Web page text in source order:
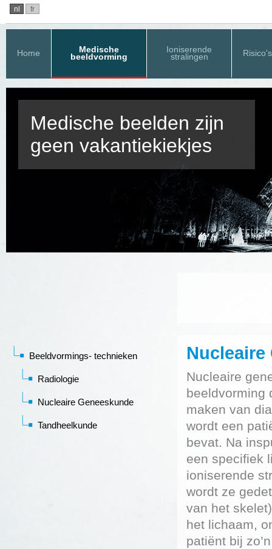
nl fr
Home Medische
beeldvorming
Ioniserende
stralingen Risico's
Medische beelden zijn
geen vakantiekiekjes
Beeldvormings- technieken
Radiologie
Nucleaire Geneeskunde
Tandheelkunde
Nucleaire
Nucleaire
beeldvorming
maken van
wordt een
bevat. Na
een specifiek
ioniserende
wordt ze
van het
het lichaam,
patiënt bij